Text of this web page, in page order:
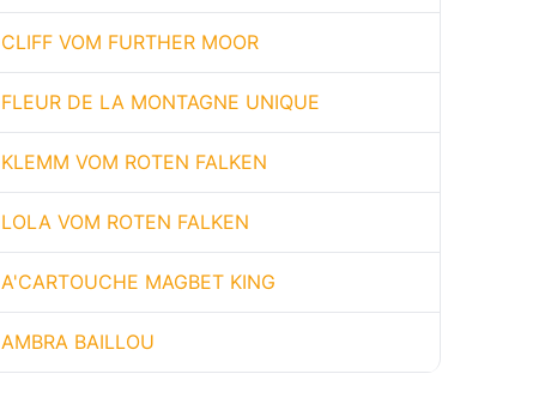
CLIFF VOM FURTHER MOOR
FLEUR DE LA MONTAGNE UNIQUE
KLEMM VOM ROTEN FALKEN
LOLA VOM ROTEN FALKEN
A'CARTOUCHE MAGBET KING
AMBRA BAILLOU